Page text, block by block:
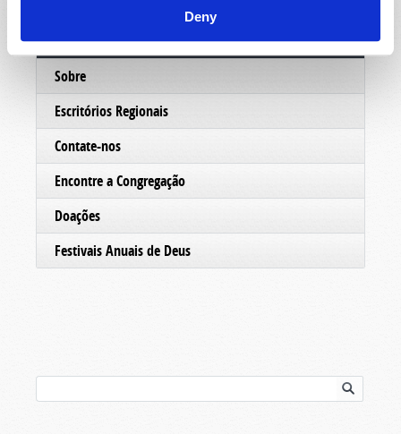
Deny
Conectar
Sobre
Escritórios Regionais
Contate-nos
Encontre a Congregação
Doações
Festivais Anuais de Deus